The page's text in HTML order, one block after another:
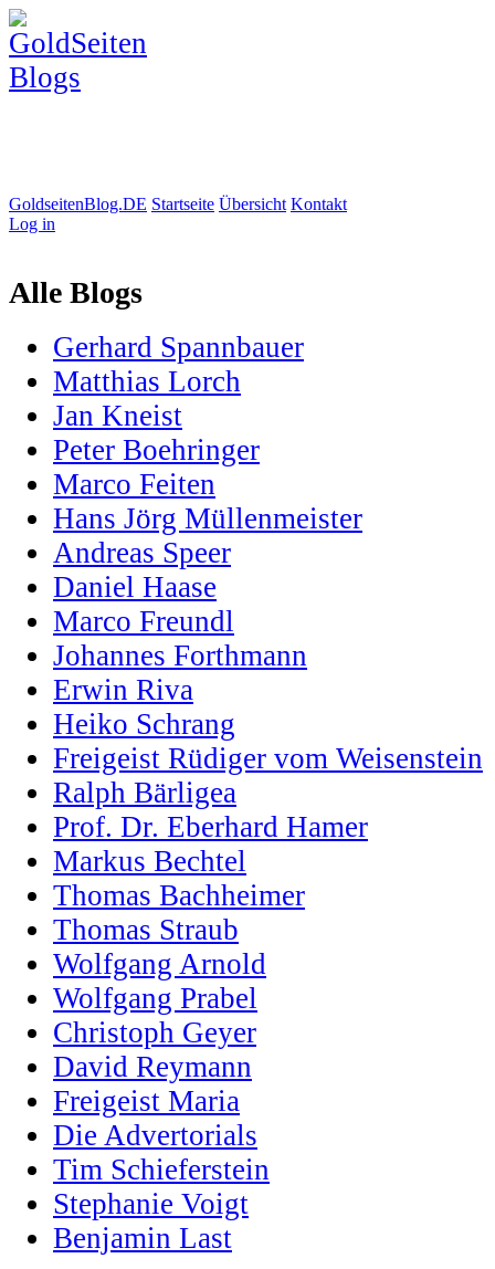
GoldseitenBlog.DE Startseite Übersicht Kontakt
Log in
Alle Blogs
Gerhard Spannbauer
Matthias Lorch
Jan Kneist
Peter Boehringer
Marco Feiten
Hans Jörg Müllenmeister
Andreas Speer
Daniel Haase
Marco Freundl
Johannes Forthmann
Erwin Riva
Heiko Schrang
Freigeist Rüdiger vom Weisenstein
Ralph Bärligea
Prof. Dr. Eberhard Hamer
Markus Bechtel
Thomas Bachheimer
Thomas Straub
Wolfgang Arnold
Wolfgang Prabel
Christoph Geyer
David Reymann
Freigeist Maria
Die Advertorials
Tim Schieferstein
Stephanie Voigt
Benjamin Last